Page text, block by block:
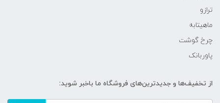
ترازو
ماهیتابه
چرخ گوشت
پاوربانک
از تخفیف‌ها و جدیدترین‌های فروشگاه ما باخبر شوید: